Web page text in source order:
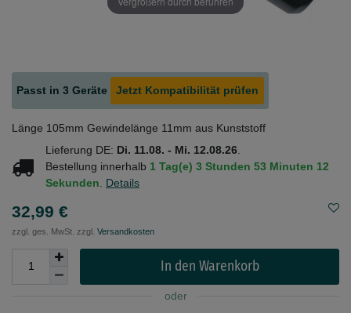
Passt in 3 Geräte Jetzt Kompatibilität prüfen
Länge 105mm Gewindelänge 11mm aus Kunststoff
Lieferung DE: Di. 11.08. - Mi. 12.08.26
Bestellung innerhalb 1 Tag(e) 3 Stunden 53 Minuten 12
Sekunden
Details
32,99 €
zzgl. ges. MwSt. zzgl. Versandkosten
In den Warenkorb
oder